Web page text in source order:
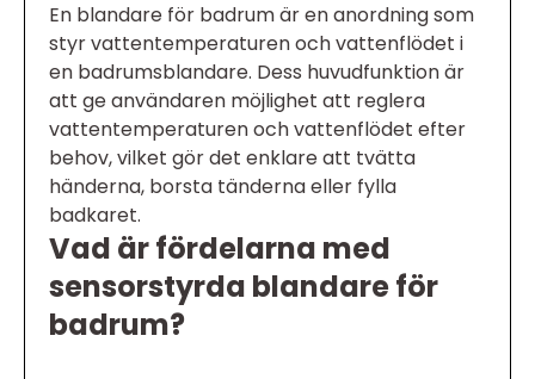
En blandare för badrum är en anordning som
styr vattentemperaturen och vattenflödet i
en badrumsblandare. Dess huvudfunktion är
att ge användaren möjlighet att reglera
vattentemperaturen och vattenflödet efter
behov, vilket gör det enklare att tvätta
händerna, borsta tänderna eller fylla
badkaret.
Vad är fördelarna med
sensorstyrda blandare för
badrum?